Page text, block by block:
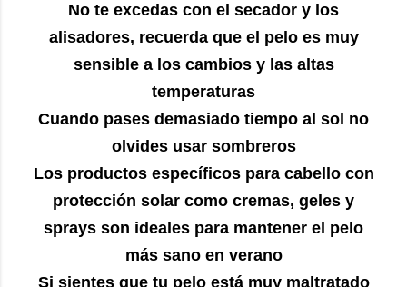
No te excedas con el secador y los
alisadores, recuerda que el pelo es muy
sensible a los cambios y las altas
temperaturas
Cuando pases demasiado tiempo al sol no
olvides usar sombreros
Los productos específicos para cabello con
protección solar como cremas, geles y
sprays son ideales para mantener el pelo
más sano en verano
Si sientes que tu pelo está muy maltratado